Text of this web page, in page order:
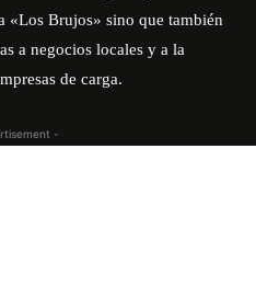
«Los Brujos» sino que también
a negocios locales y a la
de carga.
-